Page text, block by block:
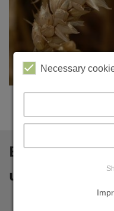
Exkurs
und C4-Pflazen
Necessary